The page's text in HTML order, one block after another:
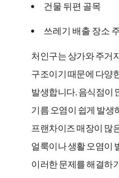
건물 뒤편 골목
쓰레기 배출 장소
처인구는 상가와 주거
구조이기 때문에 다양
발생합니다. 음식점이
기름 오염이 쉽게 발생
프랜차이즈 매장이 많
얼룩이나 생활 오염이
이러한 문제를 해결하